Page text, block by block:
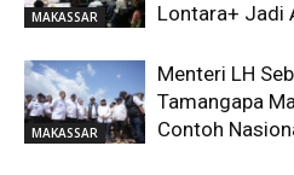
MAKASSAR
Lontara+ Jadi
MAKASSAR
Menteri LH
Tamangapa
Contoh